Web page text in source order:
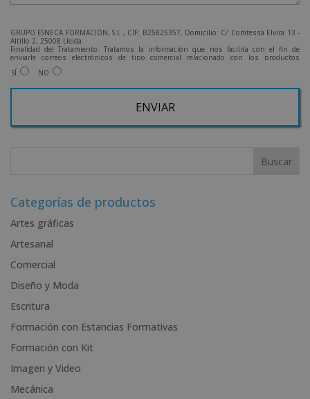
GRUPO ESNECA FORMACIÓN, S.L , CIF: B25825357, Domicilio: C/ Comtessa Elvira 13 -
Altillo 2, 25008 Lleida.
Finalidad del Tratamiento: Tratamos la información que nos facilita con el fin de
enviarle correos electrónicos de tipo comercial relacionado con los productos
ofrecidos y otros tipo de productos que fueran de su interés.
Legitimación del tratamiento: Consentimiento del interesado.
a la dirección admin@grupoesneca.com.
Desea recibir información comercial (vía telefónica y/o email):
SÍ NO
r
a
t
i
e
:
Categorías de productos
Artes gráficas
Artesanal
Comercial
Diseño y Moda
Escritura
Formación con Estancias Formativas
Formación con Kit
Imagen y Video
Mecánica